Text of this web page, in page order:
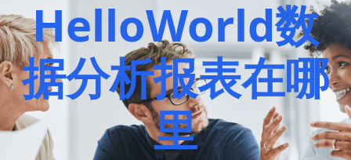
HelloWorld数
据分析报表在哪
里